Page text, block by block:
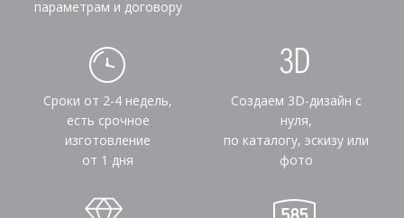
параметрам и договору
Сроки от 2-4 недель,
есть срочное
изготовление
от 1 дня
Создаем 3D-дизайн с
нуля,
по каталогу, эскизу или
фото